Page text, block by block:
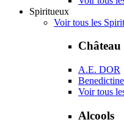
Spiritueux
Voir tous les
A.E. DOR
Voir tous
Alcools